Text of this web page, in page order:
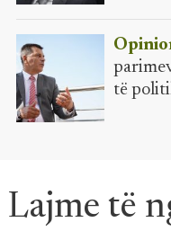
të
Lajme të